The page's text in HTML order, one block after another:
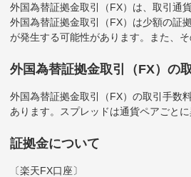
外国為替証拠金取引（FX）は、取引通
外国為替証拠金取引（FX）は少額の証
が発生する可能性があります。また、
外国為替証拠金取引（FX）の
外国為替証拠金取引（FX）の取引手数
あります。スプレッドは通貨ペアごと
証拠金について
〔楽天FX口座〕